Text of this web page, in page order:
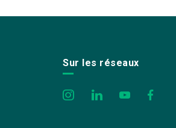
Sur les réseaux